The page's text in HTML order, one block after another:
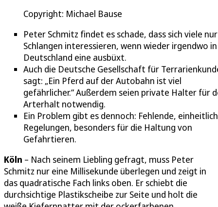
Copyright: Michael Bause
Peter Schmitz findet es schade, dass sich viele
Schlangen interessieren, wenn wieder irgendwo in
Deutschland eine ausbüxt.
Auch die Deutsche Gesellschaft für
sagt: „Ein Pferd auf der Autobahn ist viel
gefährlicher.“ Außerdem seien private Halter für
Arterhalt notwendig.
Ein Problem gibt es dennoch: Fehlende,
Regelungen, besonders für die Haltung von
Gefahrtieren.
Köln – Nach seinem Liebling gefragt, muss Peter
Schmitz nur eine Millisekunde überlegen und zeigt in
das quadratische Fach links oben. Er schiebt die
durchsichtige Plastikscheibe zur Seite und holt die